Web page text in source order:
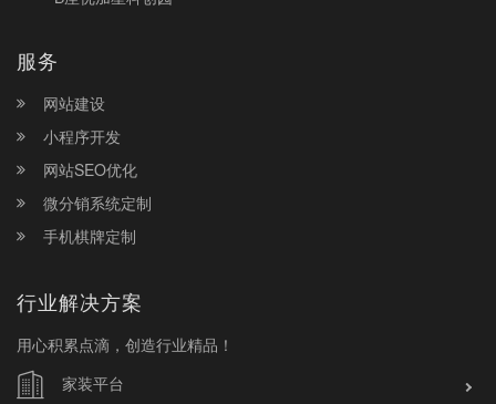
服务
网站建设
小程序开发
网站SEO优化
微分销系统定制
手机棋牌定制
行业解决方案
用心积累点滴，创造行业精品！
家装平台